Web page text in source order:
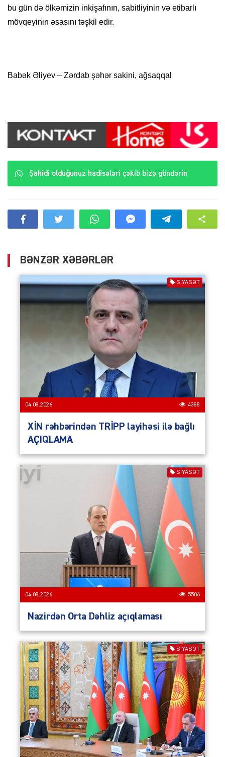
bu gün də ölkəmizin inkişafının, sabitliyinin və etibarlı
mövqeyinin əsasını təşkil edir.
Babək Əliyev – Zərdab şəhər sakini, ağsaqqal
Şahidi olduğunuz hadisələri çəkib bizə göndərin
BƏNZƏR XƏBƏRLƏR
SIYASƏT
04.08.2026 4388
XİN rəhbərindən TRİPP layihəsi ilə bağlı
AÇIQLAMA
SIYASƏT
04.08.2026 5506
Nazirdən Orta Dəhliz açıqlaması
SIYASƏT